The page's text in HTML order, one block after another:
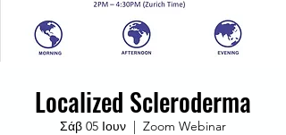
Localized Scleroderma
Σάβ 05 Ιουν
  |
Zoom Webinar